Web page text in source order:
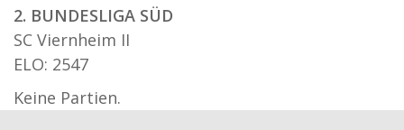
2. BUNDESLIGA SÜD
SC Viernheim II
ELO: 2547
Keine Partien.